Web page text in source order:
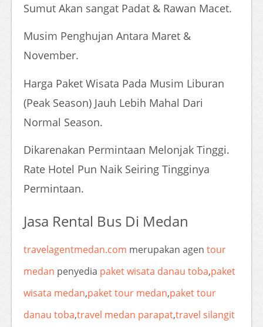
Sumut Akan sangat Padat & Rawan Macet.
Musim Penghujan Antara Maret &
November.
Harga Paket Wisata Pada Musim Liburan
(Peak Season) Jauh Lebih Mahal Dari
Normal Season.
Dikarenakan Permintaan Melonjak Tinggi.
Rate Hotel Pun Naik Seiring Tingginya
Permintaan.
Jasa Rental Bus Di Medan
travelagentmedan.com merupakan agen tour
medan penyedia paket wisata danau toba,paket
wisata medan,paket tour medan,paket tour
danau toba,travel medan parapat,travel silangit